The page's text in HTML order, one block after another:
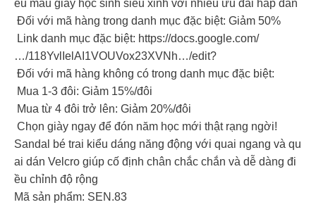
ều mẫu giày học sinh siêu xinh với nhiều ưu đãi hấp dẫn
Đối với mã hàng trong danh mục đặc biệt: Giảm 50%
Link danh mục đặc biệt: https://docs.google.com/
…/118YvlIelAI1VOUVox23XVNh…/edit?
Đối với mã hàng không có trong danh mục đặc biệt:
Mua 1-3 đôi: Giảm 15%/đôi
Mua từ 4 đôi trở lên: Giảm 20%/đôi
Chọn giày ngay để đón năm học mới thật rạng ngời!
Sandal bé trai kiểu dáng năng động với quai ngang và qu
ai dán Velcro giúp cố định chân chắc chắn và dễ dàng đi
ều chỉnh độ rộng
Mã sản phẩm: SEN.83